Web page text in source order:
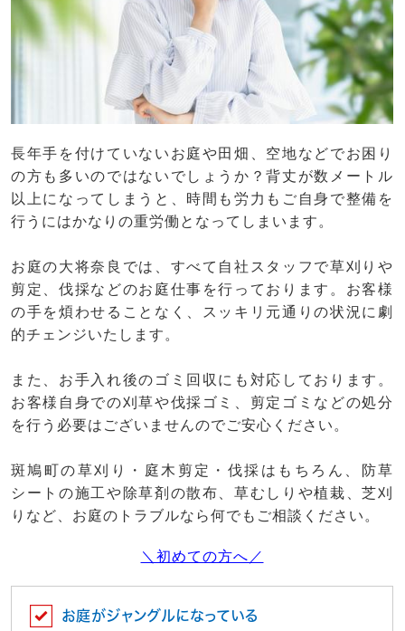
長年手を付けていないお庭や田畑、空地などでお困り
の方も多いのではないでしょうか？背丈が数メートル
以上になってしまうと、時間も労力もご自身で整備を
行うにはかなりの重労働となってしまいます。
お庭の大将奈良では、すべて自社スタッフで草刈りや
剪定、伐採などのお庭仕事を行っております。お客様
の手を煩わせることなく、スッキリ元通りの状況に劇
的チェンジいたします。
また、お手入れ後のゴミ回収にも対応しております。
お客様自身での刈草や伐採ゴミ、剪定ゴミなどの処分
を行う必要はございませんのでご安心ください。
斑鳩町の草刈り・庭木剪定・伐採はもちろん、防草
シートの施工や除草剤の散布、草むしりや植栽、芝刈
りなど、お庭のトラブルなら何でもご相談ください。
＼初めての方へ／
お庭がジャングルになっている